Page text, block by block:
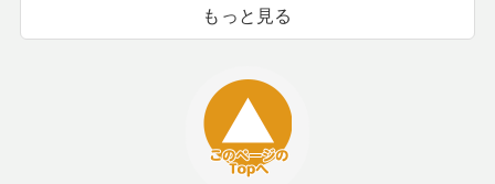
もっと見る